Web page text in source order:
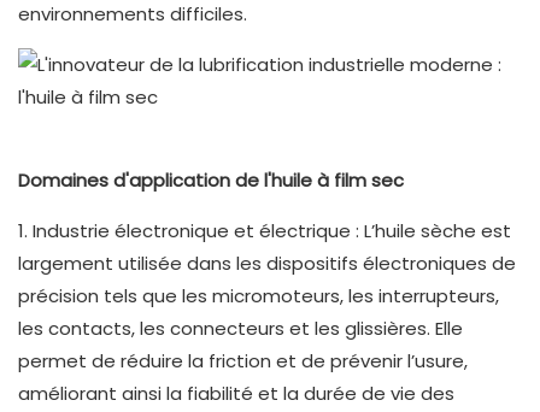
environnements difficiles.
Domaines d'application de l'huile à film sec
1. Industrie électronique et électrique : L’huile sèche est
largement utilisée dans les dispositifs électroniques de
précision tels que les micromoteurs, les interrupteurs,
les contacts, les connecteurs et les glissières. Elle
permet de réduire la friction et de prévenir l’usure,
améliorant ainsi la fiabilité et la durée de vie des